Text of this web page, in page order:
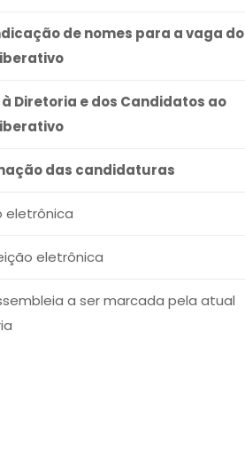
de nomes para a vaga do
Diretoria e dos Candidatos ao
das candidaturas
eletrônica
eletrônica
a ser marcada pela atual